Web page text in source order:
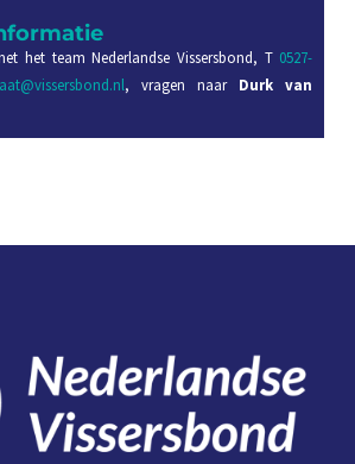
het team Nederlandse Vissersbond, T 0527-
, vragen naar Durk van